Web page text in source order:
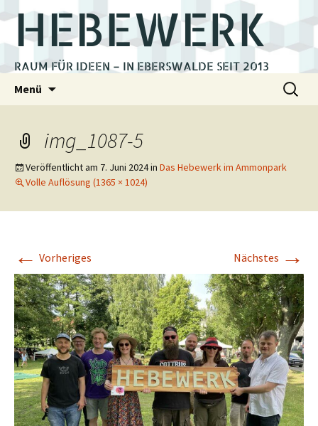
HEBEWERK
RAUM FÜR IDEEN – IN EBERSWALDE SEIT 2013
Menü
Suchen
nach:
img_1087-5
Veröffentlicht am 7. Juni 2024in Das Hebewerk im Ammonpark
Volle Auflösung (1365 × 1024)
← Vorheriges Nächstes →